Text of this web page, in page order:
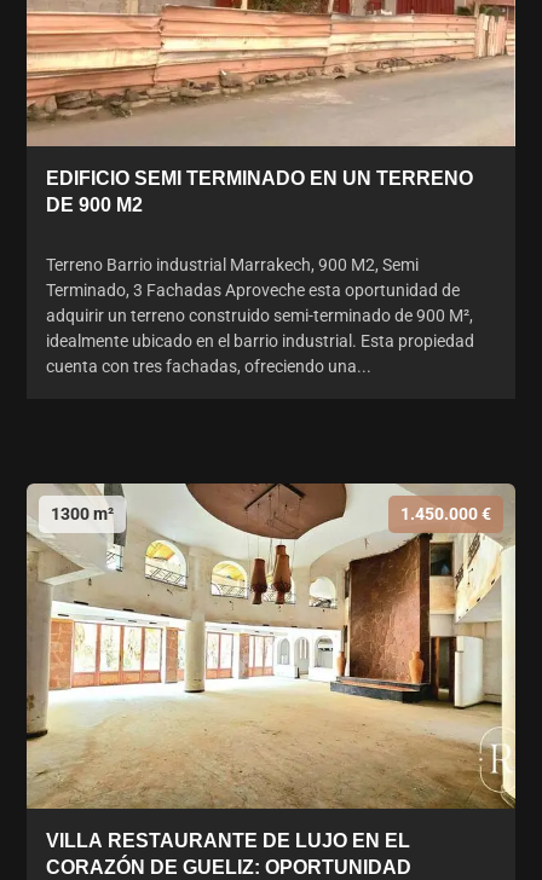
EDIFICIO SEMI TERMINADO EN UN TERRENO
DE 900 M2
Terreno Barrio industrial Marrakech, 900 M2, Semi
Terminado, 3 Fachadas Aproveche esta oportunidad de
adquirir un terreno construido semi-terminado de 900 M²,
idealmente ubicado en el barrio industrial. Esta propiedad
cuenta con tres fachadas, ofreciendo una...
1300 m² 1.450.000 €
VILLA RESTAURANTE DE LUJO EN EL
CORAZÓN DE GUELIZ: OPORTUNIDAD